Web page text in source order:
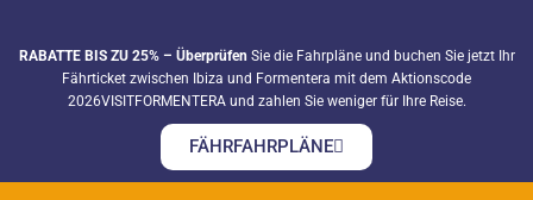
RABATTE BIS ZU 25% – Überprüfen Sie die Fahrpläne und buchen Sie jetzt Ihr
Fährticket zwischen Ibiza und Formentera mit dem Aktionscode
2026VISITFORMENTERA und zahlen Sie weniger für Ihre Reise.
FÄHRFAHRPLÄNE